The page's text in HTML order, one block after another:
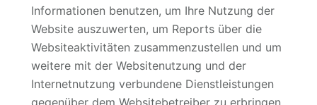
Informationen benutzen, um Ihre Nutzung der
Website auszuwerten, um Reports über die
Websiteaktivitäten zusammenzustellen und um
weitere mit der Websitenutzung und der
Internetnutzung verbundene Dienstleistungen
gegenüber dem Websitebetreiber zu erbringen.